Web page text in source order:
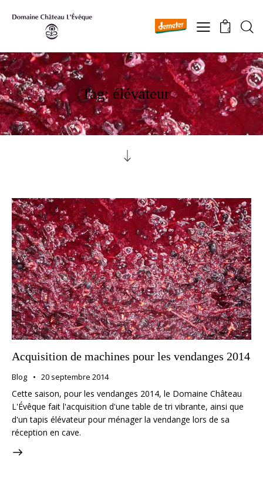
0
Tag: élévateur
Acquisition de machines pour les vendanges 2014
Blog 20 septembre 2014
Cette saison, pour les vendanges 2014, le Domaine Château
L'Évêque fait l'acquisition d'une table de tri vibrante, ainsi que
d'un tapis élévateur pour ménager la vendange lors de sa
réception en cave.